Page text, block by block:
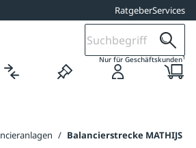
RatgeberServices
Nur für Geschäftskunden1
/ Balancierstrecke MATHIJS